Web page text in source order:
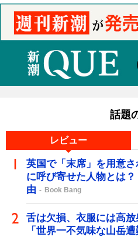
話題
レビュー
英国で「末席」を用意さ
に呼び寄せた人物とは
由
Book Bang
舌は欠損、衣服には高
「世界一不気味な山岳